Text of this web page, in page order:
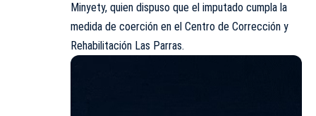
Minyety, quien dispuso que el imputado cumpla la
medida de coerción en el Centro de Corrección y
Rehabilitación Las Parras.